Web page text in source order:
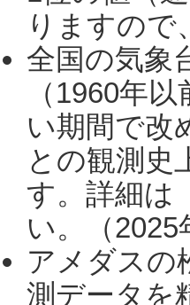
りますので
全国の気象
（1960年
い期間で改
との観測史
す。詳細は
い。（2025
アメダスの
測データを